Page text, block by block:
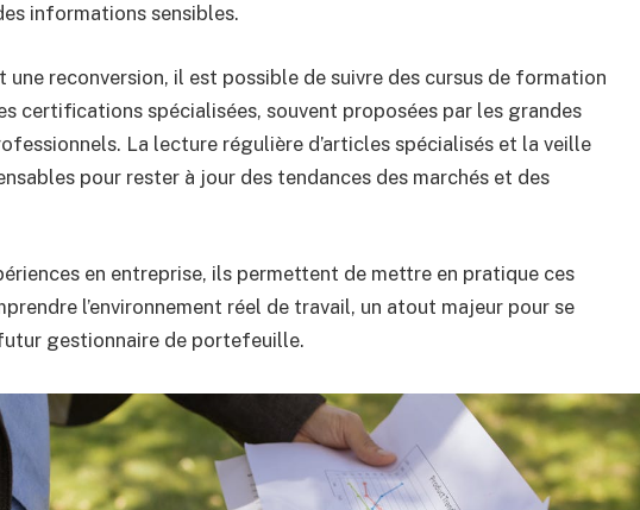
informations sensibles.
une reconversion, il est possible de suivre des cursus de formation
certifications spécialisées, souvent proposées par les grandes
La lecture régulière d’articles spécialisés et la veille
pour rester à jour des tendances des marchés et des
en entreprise, ils permettent de mettre en pratique ces
l’environnement réel de travail, un atout majeur pour se
gestionnaire de portefeuille.